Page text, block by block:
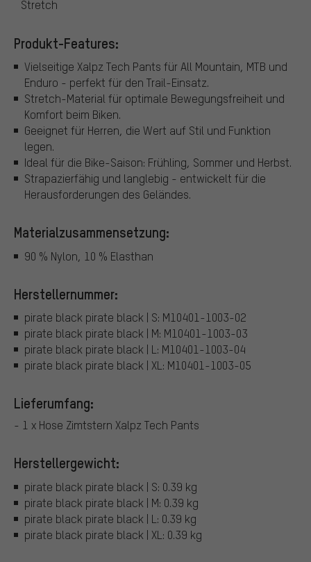
Stretch
Produkt-Features:
Vielseitige Xalpz Tech Pants für All Mountain, MTB und
Enduro - perfekt für den Trail-Einsatz.
Stretch-Material für optimale Bewegungsfreiheit und
Komfort beim Biken.
Geeignet für Herren, die Wert auf Stil und Funktion
legen.
Ideal für die Bike-Saison: Frühling, Sommer und Herbst.
Strapazierfähig und langlebig - entwickelt für die
Herausforderungen des Geländes.
Materialzusammensetzung:
90 % Nylon, 10 % Elasthan
Herstellernummer:
pirate black pirate black | S: M10401-1003-02
pirate black pirate black | M: M10401-1003-03
pirate black pirate black | L: M10401-1003-04
pirate black pirate black | XL: M10401-1003-05
Lieferumfang:
- 1 x Hose Zimtstern Xalpz Tech Pants
Herstellergewicht:
pirate black pirate black | S: 0.39 kg
pirate black pirate black | M: 0.39 kg
pirate black pirate black | L: 0.39 kg
pirate black pirate black | XL: 0.39 kg